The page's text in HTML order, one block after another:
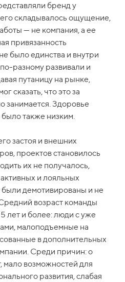
бренд у
складывалось ощущение,
— не компания, а ее
привязанность
было единства и внутри
разному развивали и
путаницу на рынке,
сказать, что это за
занимается. Здоровье
также низким.
застоя и внешних
проектов становилось
их не получалось,
и лояльных
демотивированы и не
возраст команды
лет и более: люди с уже
малоподъемные на
в дополнительных
Среди причин: о
мало возможностей для
развития, слабая